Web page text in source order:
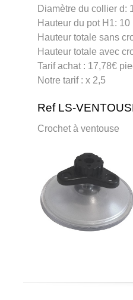
Diamètre du collier d:
Hauteur du pot H1: 10
Hauteur totale sans
Hauteur totale avec
Tarif achat : 17,78€
Notre tarif : x 2,5
Ref LS-
Crochet à ventouse